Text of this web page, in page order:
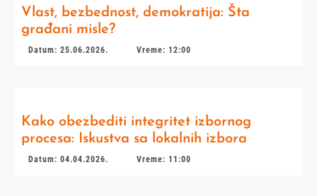
Vlast, bezbednost, demokratija: Šta
građani misle?
Datum: 25.06.2026. Vreme: 12:00
Kako obezbediti integritet izbornog
procesa: Iskustva sa lokalnih izbora
Datum: 04.04.2026. Vreme: 11:00